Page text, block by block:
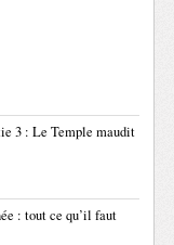
3 : Le Temple maudit
: tout ce qu’il faut